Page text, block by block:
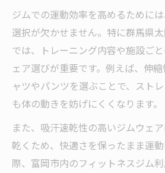
ジムでの運動効率を高めるために
選択が欠かせません。特に群馬県
では、トレーニング内容や施設ご
ェア選びが重要です。例えば、伸
ャツやパンツを選ぶことで、スト
も体の動きを妨げにくくなります。
また、吸汗速乾性の高いジムウェ
乾くため、快適さを保ったまま運
際、富岡市内のフィットネスジム